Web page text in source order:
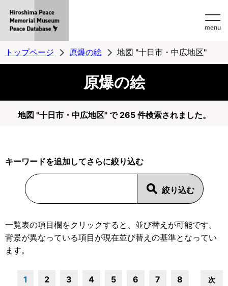
MemorialMuseum
Peace
Database
menu
トップページ 原爆の絵 地図 "十日市・中広地区"
原爆の絵
地図 "十日市・中広地区" で 265 件検索されました。
キーワードを追加してさらに絞り込む
一覧表の項目欄をクリックすると、並び替えが可能です。
背景が異なっている項目が現在並び替えの基準となってい
ます。
1 2 3 4 5 6 7 8
次